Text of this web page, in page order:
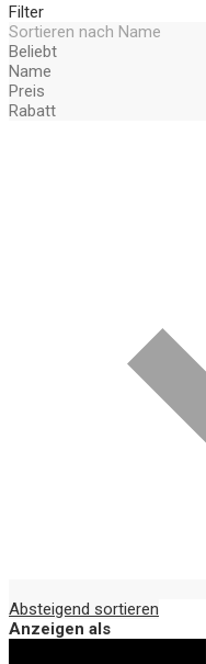
Filter
Sortieren nach Name
Beliebt
Name
Preis
Rabatt
Absteigend sortieren
Anzeigen als